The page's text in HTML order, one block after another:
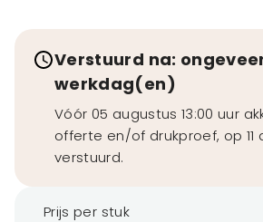
Verstuurd na:
werkdag(en)
Vóór 05 augustus 13:00 uur
offerte en/of drukproef, op 11
verstuurd.
Prijs per stuk